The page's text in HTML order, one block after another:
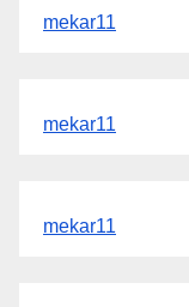
mekar11
mekar11
mekar11